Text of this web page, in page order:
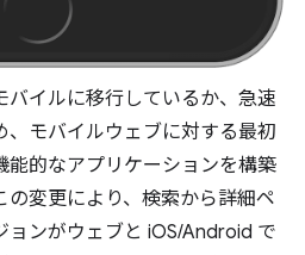
バイルに移行しているか、急速
、モバイルウェブに対する最初
能的なアプリケーションを構築
の変更により、検索から詳細ペ
ョンがウェブと iOS/Android で